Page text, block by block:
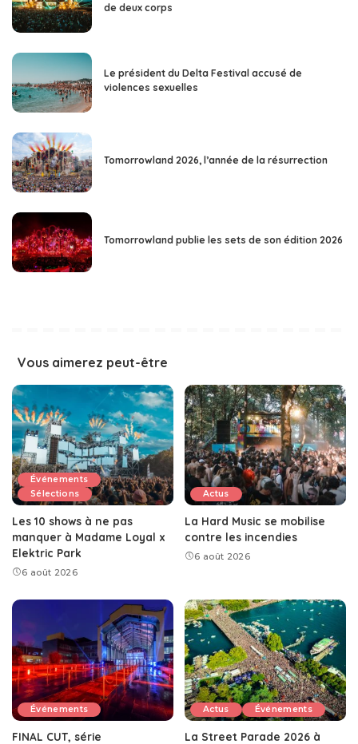
de deux corps
Le président du Delta Festival accusé de
violences sexuelles
Tomorrowland 2026, l’année de la résurrection
Tomorrowland publie les sets de son édition 2026
Vous aimerez peut-être
Événements
Sélections
Les 10 shows à ne pas
manquer à Madame Loyal x
Elektric Park
6 août 2026
Actus
La Hard Music se mobilise
contre les incendies
6 août 2026
Événements
FINAL CUT, série
Actus Événements
La Street Parade 2026 à